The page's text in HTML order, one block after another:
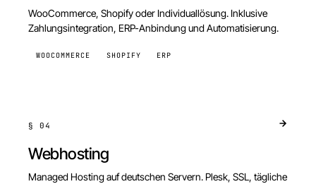
WooCommerce, Shopify oder Individuallösung. Inklusive
Zahlungsintegration, ERP-Anbindung und Automatisierung.
WOOCOMMERCE SHOPIFY ERP
§04
Webhosting
Managed Hosting auf deutschen Servern. Plesk, SSL, tägliche